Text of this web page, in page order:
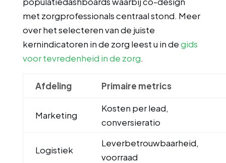
met zorgprofessionals centraal stond. Meer
over het selecteren van de juiste
kernindicatoren in de zorg leest u in degids
voor tevredenheid in de zorg.
Afdeling Primaire metrics
Marketing
Kosten per lead,
conversieratio
Logistiek
Leverbetrouwbaarheid,
voorraad